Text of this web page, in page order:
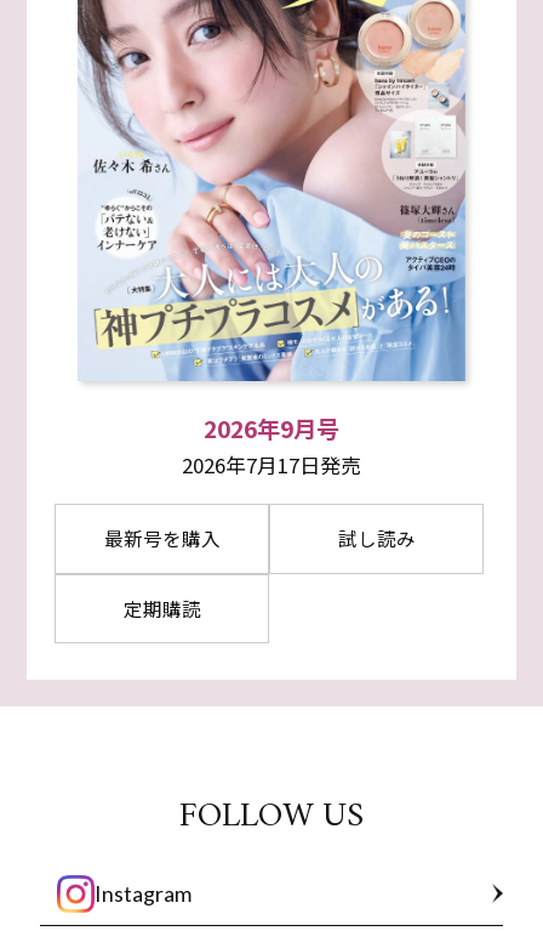
2026年9月号
2026年7月17日発売
最新号を購入 試し読み
定期購読
FOLLOW US
Instagram